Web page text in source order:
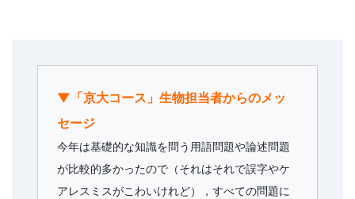
▼「京大コース」生物担当者からのメッ
セージ
今年は基礎的な知識を問う用語問題や論述問題
が比較的多かったので（それはそれで誤字やケ
アレスミスがこわいけれど），すべての問題に